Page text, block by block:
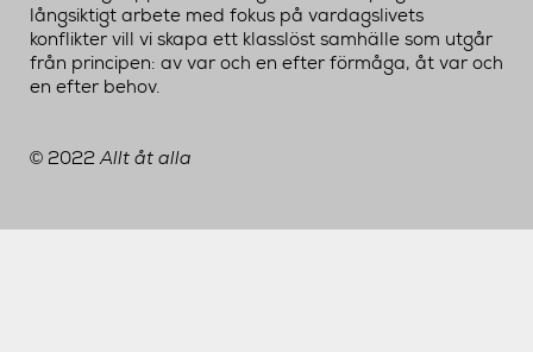
långsiktigt arbete med fokus på vardagslivets
konflikter vill vi skapa ett klasslöst samhälle som utgår
från principen: av var och en efter förmåga, åt var och
en efter behov.
© 2022Allt åt alla